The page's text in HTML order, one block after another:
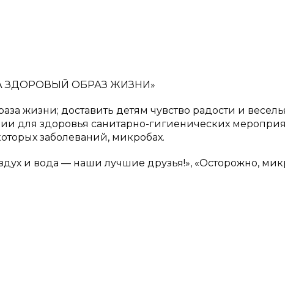
ЗДОРОВЫЙ ОБРАЗ ЖИЗНИ»
жизни; доставить детям чувство радости и
для здоровья санитарно-гигиенических
заболеваний, микробах.
и вода — наши лучшие друзья!», «Осторожно,